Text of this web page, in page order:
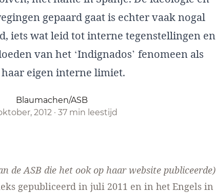
gepaard gaat is echter vaak nogal
iets wat leid tot interne tegenstellingen en
van het ‘Indignados’ fenomeen als
eigen interne limiet.
Blaumachen/ASB
2012 · 37 min leestijd
de ASB die het ookop haar website publiceerde)
gepubliceerd in juli 2011 en in het Engels in